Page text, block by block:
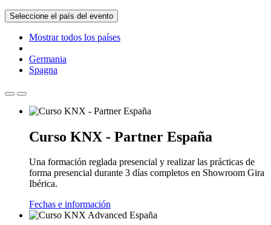
Seleccione el país del evento
Mostrar todos los países
Germania
Spagna
Curso KNX - Partner España
Una formación reglada presencial y realizar las prácticas de
forma presencial durante 3 días completos en Showroom Gira
Ibérica.
Fechas e información